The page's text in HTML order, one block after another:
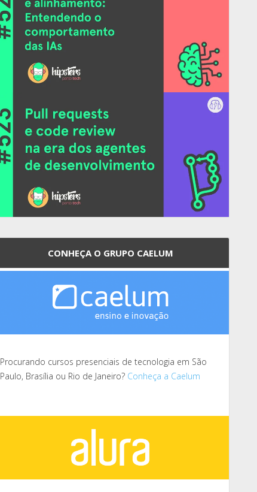
CONHEÇA O GRUPO CAELUM
Procurando cursos presenciais de tecnologia em São
Paulo, Brasília ou Rio de Janeiro? Conheça a Caelum